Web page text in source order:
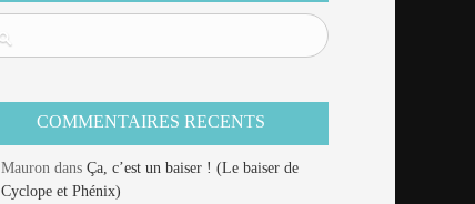
COMMENTAIRES RECENTS
Mauron dansÇa, c’est un baiser ! (Le baiser de
Cyclope et Phénix)